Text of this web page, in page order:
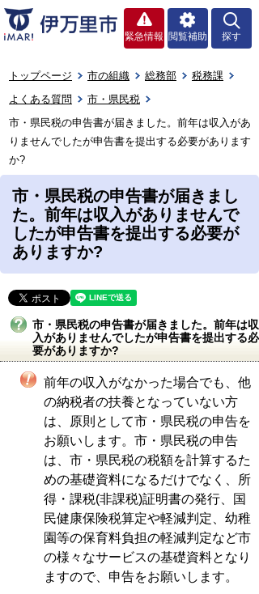
緊急情報 閲覧補助 探す
トップページ 市の組織 総務部
税務課
よくある質問
市・県民税
市・県民税の申告書が届きました。前年は収入があ
りませんでしたが申告書を提出する必要があります
か?
市・県民税の申告書が届きまし
た。前年は収入がありませんで
したが申告書を提出する必要が
ありますか?
市・県民税の申告書が届きました。前年は収
入がありませんでしたが申告書を提出する必
要がありますか?
前年の収入がなかった場合でも、他
の納税者の扶養となっていない方
は、原則として市・県民税の申告を
お願いします。市・県民税の申告
は、市・県民税の税額を計算するた
めの基礎資料になるだけでなく、所
得・課税(非課税)証明書の発行、国
民健康保険税算定や軽減判定、幼稚
園等の保育料負担の軽減判定など市
の様々なサービスの基礎資料となり
ますので、申告をお願いします。